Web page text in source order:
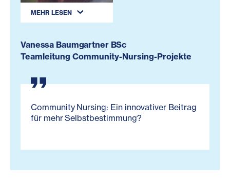
MEHR LESEN
Vanessa Baumgartner BSc
Teamleitung Community-Nursing-Projekte
Community Nursing: Ein innovativer Beitrag
für mehr Selbstbestimmung?